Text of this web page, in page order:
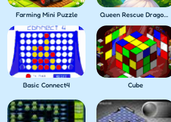
Farming Mini Puzzle Queen Rescue Dragon puzzle
Basic Connect4 Cube